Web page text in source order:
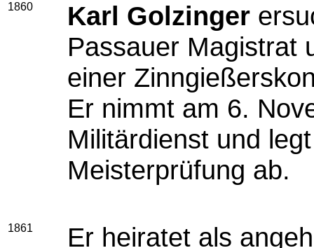
1860 Karl Golzinger
Passauer Magistrat
einer
Er nimmt am 6.
Militärdienst und
Meisterprüfung ab.
1861 Er heiratet als